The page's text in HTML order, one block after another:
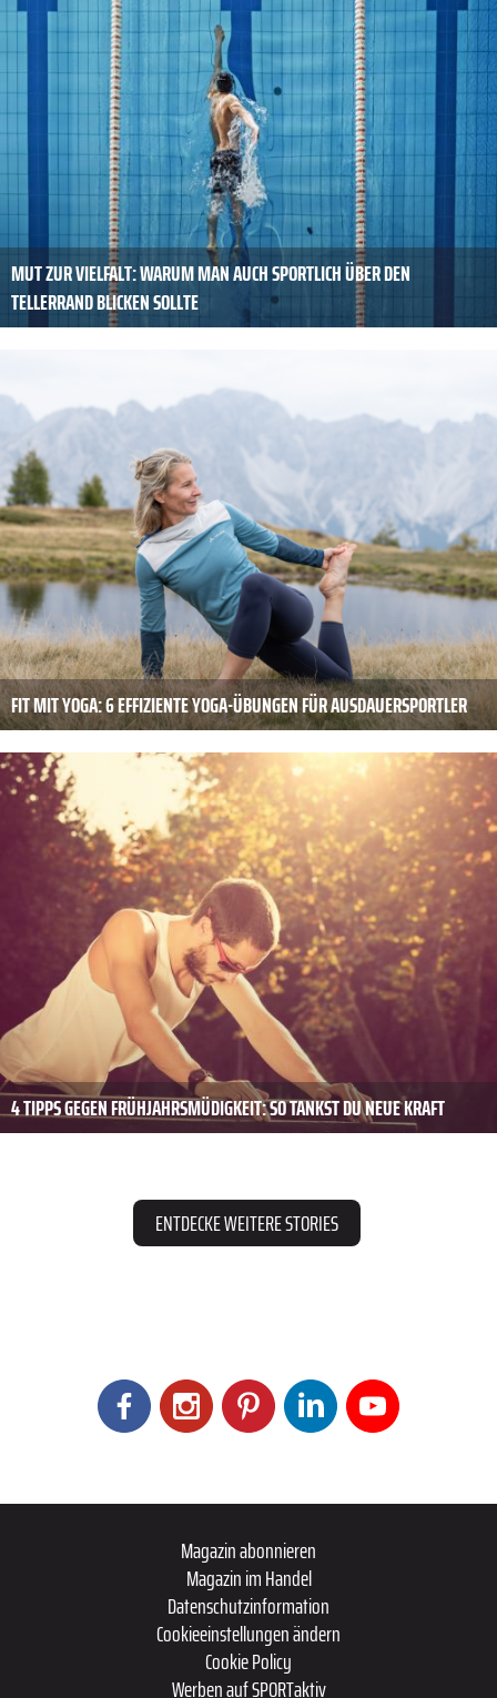
MUT ZUR VIELFALT: WARUM MAN AUCH SPORTLICH ÜBER DEN
TELLERRAND BLICKEN SOLLTE
FIT MIT YOGA: 6 EFFIZIENTE YOGA-ÜBUNGEN FÜR AUSDAUERSPORTLER
4 TIPPS GEGEN FRÜHJAHRSMÜDIGKEIT: SO TANKST DU NEUE KRAFT
ENTDECKE WEITERE STORIES
Magazin abonnieren
Magazin im Handel
Datenschutzinformation
Cookieeinstellungen ändern
Cookie Policy
Werben auf SPORTaktiv